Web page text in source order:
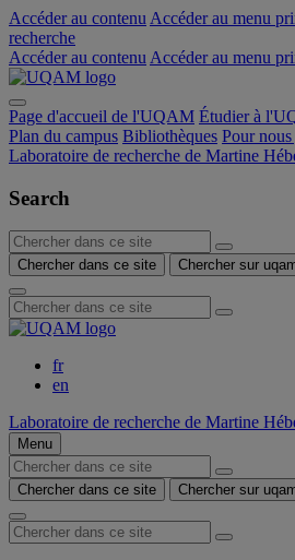
Accéder au contenu Accéder au menu
recherche
Accéder au contenu Accéder au menu
Page d'accueil de l'UQAM Étudier à
Plan du campus Bibliothèques Pour
Laboratoire de recherche de Martine
Search
Chercher dans ce site Chercher sur
fr
en
Laboratoire de recherche de Martine
Menu
Chercher dans ce site Chercher sur